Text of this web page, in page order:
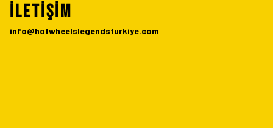
İLETİŞİM
info@hotwheelslegendsturkiye.com